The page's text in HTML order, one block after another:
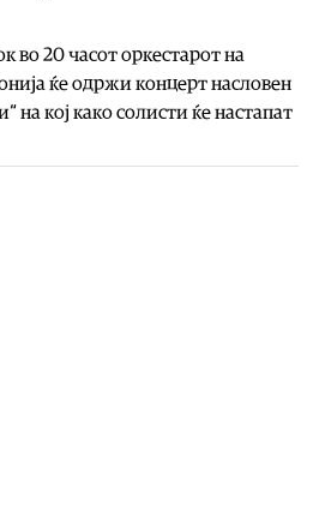
во 20 часот оркестарот на
ќе одржи концерт насловен
на кој како солисти ќе настапат